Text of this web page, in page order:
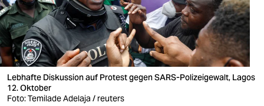
wahrheit
verlag
verlag
veranstaltungen
Lebhafte Diskussion auf Protest gegen SARS-Polizeigewalt, Lagos
12. Oktober
Foto: Temilade Adelaja / reuters